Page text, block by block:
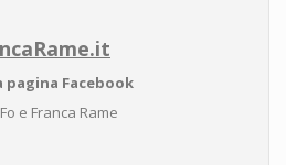
pagina Facebook
e Franca Rame